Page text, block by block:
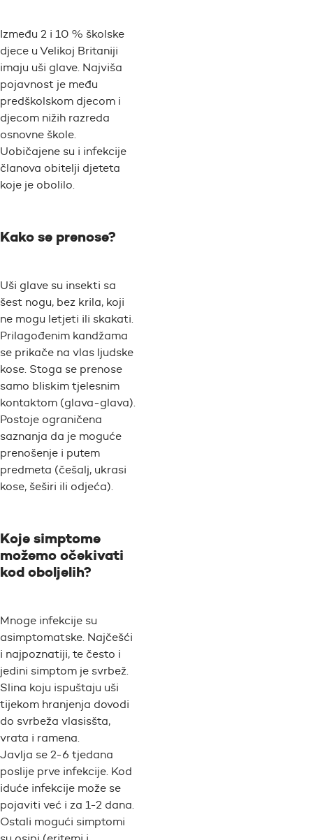
Između 2 i 10 % školske
djece u Velikoj Britaniji
imaju uši glave. Najviša
pojavnost je među
predškolskom djecom i
djecom nižih razreda
osnovne škole.
Uobičajene su i infekcije
članova obitelji djeteta
koje je obolilo.
Kako se prenose?
Uši glave su insekti sa
šest nogu, bez krila, koji
ne mogu letjeti ili skakati.
Prilagođenim kandžama
se prikače na vlas ljudske
kose. Stoga se prenose
samo bliskim tjelesnim
kontaktom (glava-glava).
Postoje ograničena
saznanja da je moguće
prenošenje i putem
predmeta (češalj, ukrasi
kose, šeširi ili odjeća).
Koje simptome
možemo očekivati
kod oboljelih?
Mnoge infekcije su
asimptomatske. Najčešći
i najpoznatiji, te često i
jedini simptom je svrbež.
Slina koju ispuštaju uši
tijekom hranjenja dovodi
do svrbeža vlasisšta,
vrata i ramena.
Javlja se 2-6 tjedana
poslije prve infekcije. Kod
iduće infekcije može se
pojaviti već i za 1-2 dana.
Ostali mogući simptomi